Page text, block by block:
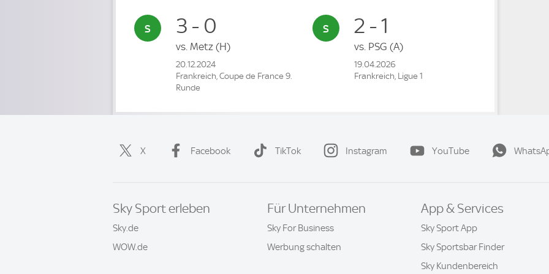
3 - 0
vs. Metz (H)
20.12.2024
Frankreich, Coupe de France 9.
Runde
2 - 1
vs. PSG (A)
19.04.2026
Frankreich, Ligue 1
X Facebook TikTok Instagram YouTube
Sky Sport erleben
Sky.de
WOW.de
Für Unternehmen
Sky For Business
Werbung schalten
App & Services
Sky Sport App
Sky Sportsbar Finder
Sky Kundenbereich